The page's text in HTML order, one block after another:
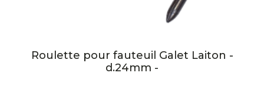
Roulette pour fauteuil Galet Laiton -
d.24mm -